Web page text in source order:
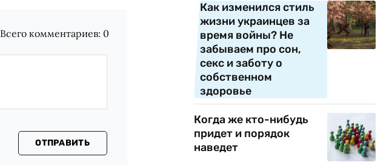
Всего комментариев: 0
ОТПРАВИТЬ
Как изменился стиль
жизни украинцев за
время войны? Не
забываем про сон,
секс и заботу о
собственном
здоровье
Когда же кто-нибудь
придет и порядок
наведет